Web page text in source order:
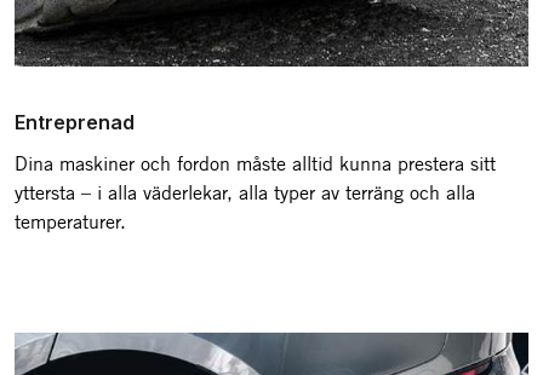
Entreprenad
Dina maskiner och fordon måste alltid kunna prestera sitt
yttersta – i alla väderlekar, alla typer av terräng och alla
temperaturer.